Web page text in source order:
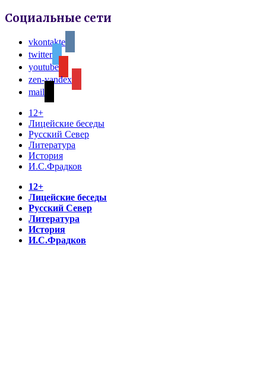
Социальные сети
vkontakte
twitter
youtube
zen-yandex
mail
12+
Лицейские беседы
Русский Север
Литература
История
И.С.Фрадков
12+
Лицейские беседы
Русский Север
Литература
История
И.С.Фрадков